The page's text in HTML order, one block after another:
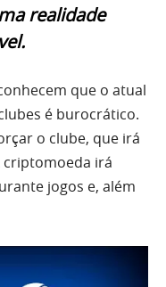
realidade
que o atual
é burocrático.
o clube, que irá
criptomoeda irá
jogos e, além